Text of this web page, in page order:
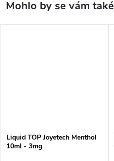
Liquid TOP Joyetech Menthol
10ml - 3mg